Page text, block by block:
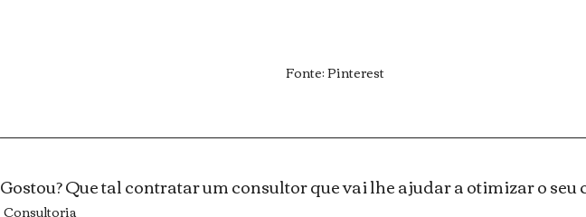
Fonte: Pinterest
Gostou? Que tal contratar um consultor que vai lhe ajudar a otimizar o seu
Consultoria